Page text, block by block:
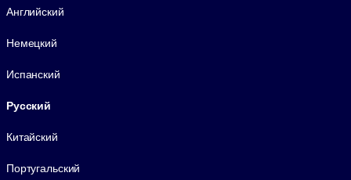
Английский
Немецкий
Испанский
Русский
Китайский
Португальский